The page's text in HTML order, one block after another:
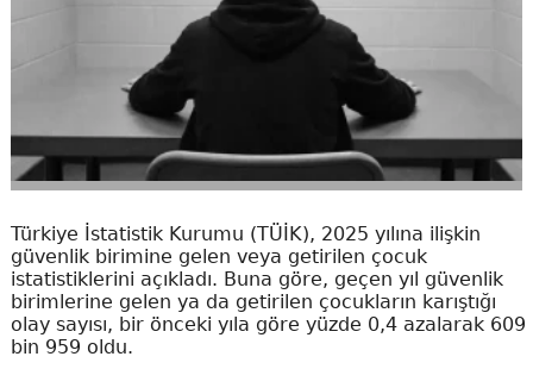
Türkiye İstatistik Kurumu (TÜİK), 2025 yılına ilişkin
güvenlik birimine gelen veya getirilen çocuk
istatistiklerini açıkladı. Buna göre, geçen yıl güvenlik
birimlerine gelen ya da getirilen çocukların karıştığı
olay sayısı, bir önceki yıla göre yüzde 0,4 azalarak 609
bin 959 oldu.